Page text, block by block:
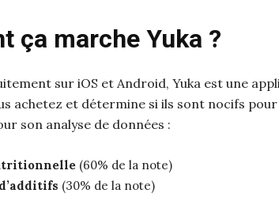
ça marche Yuka ?
sur iOS et Android, Yuka est une
achetez et détermine si ils sont nocifs pour
son analyse de données :
(60% de la note)
(30% de la note)